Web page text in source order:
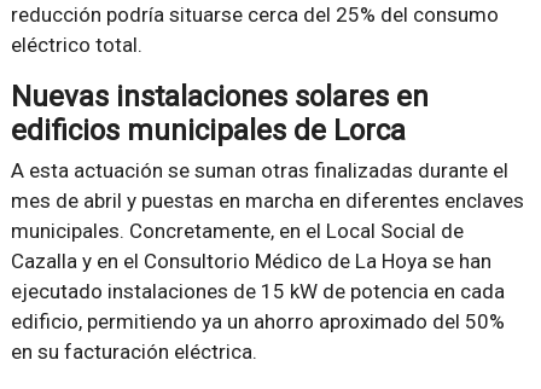
reducción podría situarse cerca del 25% del consumo
eléctrico total.
Nuevas instalaciones solares en
edificios municipales de Lorca
A esta actuación se suman otras finalizadas durante el
mes de abril y puestas en marcha en diferentes enclaves
municipales. Concretamente, en el Local Social de
Cazalla y en el Consultorio Médico de La Hoya se han
ejecutado instalaciones de 15 kW de potencia en cada
edificio, permitiendo ya un ahorro aproximado del 50%
en su facturación eléctrica.